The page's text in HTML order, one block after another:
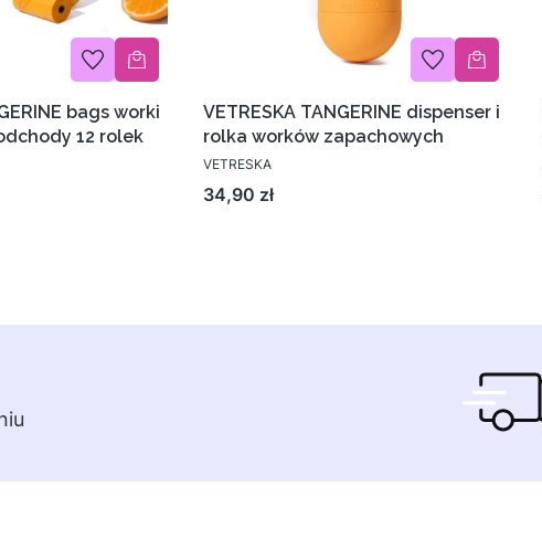
bags worki
12 rolek
VETRESKA TANGERINE dispenser i
rolka worków zapachowych
VETRESKA
Cena
34,90 zł